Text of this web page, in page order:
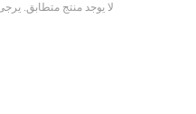
لا يوجد منتج متطابق.